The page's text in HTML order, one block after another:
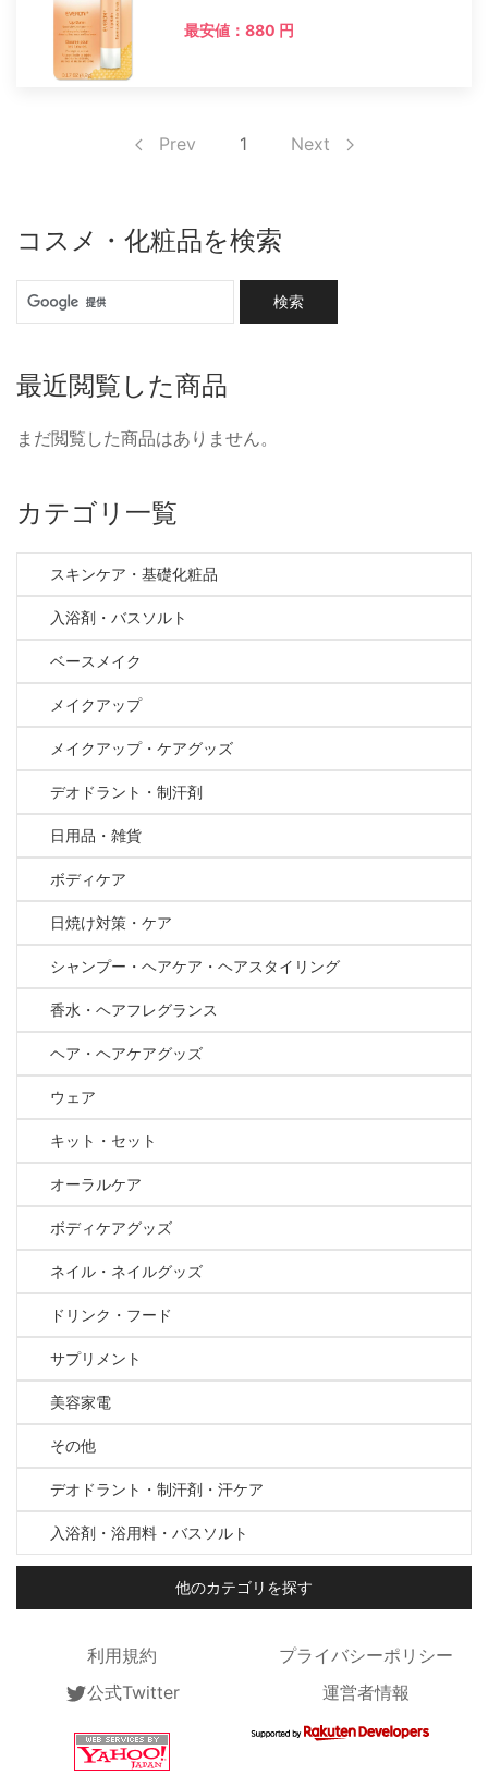
最安値：880 円
Prev 1 Next
コスメ・化粧品を検索
検索
最近閲覧した商品
まだ閲覧した商品はありません。
カテゴリ一覧
スキンケア・基礎化粧品
入浴剤・バスソルト
ベースメイク
メイクアップ
メイクアップ・ケアグッズ
デオドラント・制汗剤
日用品・雑貨
ボディケア
日焼け対策・ケア
シャンプー・ヘアケア・ヘアスタイリング
香水・ヘアフレグランス
ヘア・ヘアケアグッズ
ウェア
キット・セット
オーラルケア
ボディケアグッズ
ネイル・ネイルグッズ
ドリンク・フード
サプリメント
美容家電
その他
デオドラント・制汗剤・汗ケア
入浴剤・浴用料・バスソルト
他のカテゴリを探す
利用規約
プライバシーポリシー
公式Twitter
運営者情報